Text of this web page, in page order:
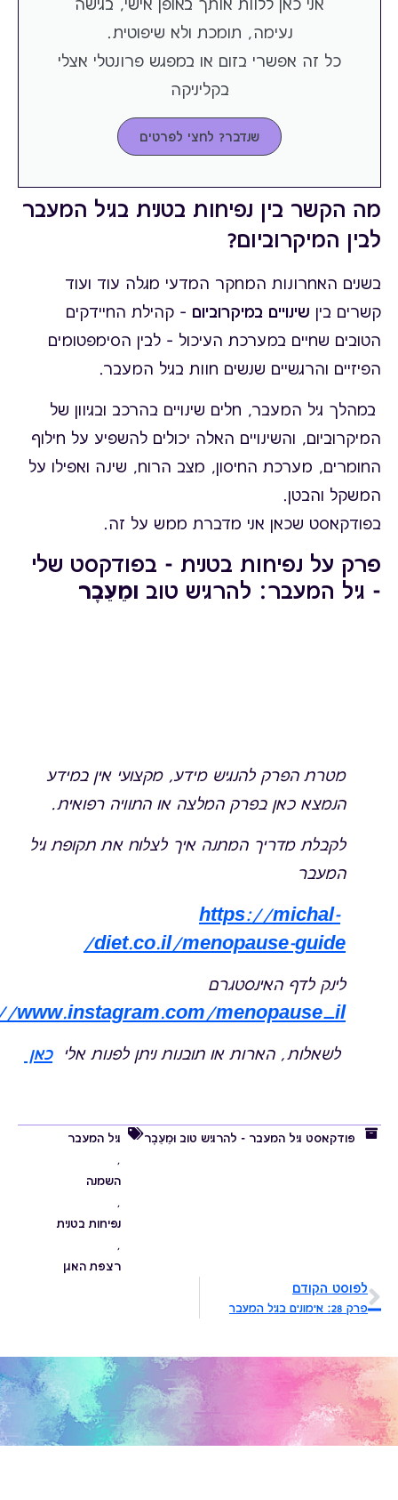
נעימה, תומכת ולא שיפוטית.
כל זה אפשרי בזום או במפגש פרונטלי אצלי
בקליניקה
שנדבר? לחצי לפרטים
מה הקשר בין נפיחות בטנית בגיל המעבר
לבין המיקרוביום?
בשנים האחרונות המחקר המדעי מגלה עוד ועוד
קשרים בין שינויים במיקרוביום – קהילת החיידקים
הטובים שחיים במערכת העיכול – לבין הסימפטומים
הפיזיים והרגשיים שנשים חוות בגיל המעבר.
במהלך גיל המעבר, חלים שינויים בהרכב ובגיוון של
המיקרוביום, והשינויים האלה יכולים להשפיע על חילוף
החומרים, מערכת החיסון, מצב הרוח, שינה ואפילו על
המשקל והבטן.
בפודקאסט שכאן אני מדברת ממש על זה.
פרק על נפיחות בטנית - בפודקסט שלי
- גיל המעבר: להרגיש טוב ומֵעֵבֶר
מטרת הפרק להנגיש מידע, מקצועיאין במידע
הנמצא כאן בפרקהמלצה או התוויה רפואית.
לקבלת מדריך המתנה איך לצלוח את תקופת גיל
המעבר
⁠⁠
https://michal-
diet.co.il/menopause-guide/⁠⁠
לינק לדף האינסטגרם
www.instagram.com/menopause_il/
⁠⁠ לשאלות, הארות או תובנות ניתן לפנות אליכאן
פודקאסט גיל המעבר - להרגיש טוב וּמֵעֵבֶר
גיל המעבר
,
השמנה
,
נפיחות בטנית
,
רצפת האגן
לפוסט הקודם
פרק 28: אימונים בגיל המעבר